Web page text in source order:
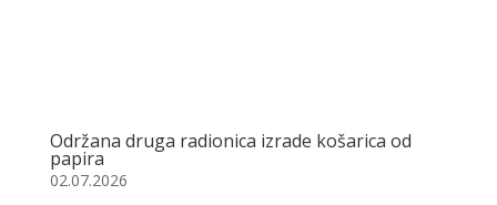
Održana druga radionica izrade košarica od
papira
02.07.2026